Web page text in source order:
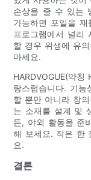
손상을 줄 수 있는
가능하면 포일을
프로그램에서 널리
할 경우 위생에 유
마세요.
HARDVOGUE(약
랑스럽습니다. 기
할 뿐만 아니라 창
는 소재를 설계 및
든, 야외 활동을 준
해 보세요. 작은 한
요.
결론